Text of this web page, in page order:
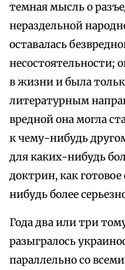
темная мысль о
нераздельной
оставалась
несостоятельности;
в жизни и была
литературным
вредной она могла
к чему-нибудь
для каких-нибудь
доктрин, как
нибудь более
Года два или три
разыгралось
параллельно со